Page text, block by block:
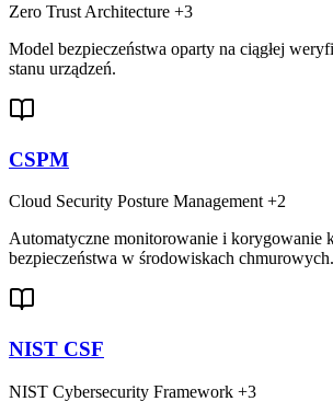
Zero Trust Architecture +3
Model bezpieczeństwa oparty na ciągłej
stanu urządzeń.
CSPM
Cloud Security Posture Management +2
Automatyczne monitorowanie i korygowanie
bezpieczeństwa w środowiskach chmurowych.
NIST CSF
NIST Cybersecurity Framework +3